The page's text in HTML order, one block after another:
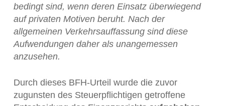
bedingt sind, wenn deren Einsatz überwiegend
auf privaten Motiven beruht. Nach der
allgemeinen Verkehrsauffassung sind diese
Aufwendungen daher als unangemessen
anzusehen.
Durch dieses BFH-Urteil wurde die zuvor
zugunsten des Steuerpflichtigen getroffene